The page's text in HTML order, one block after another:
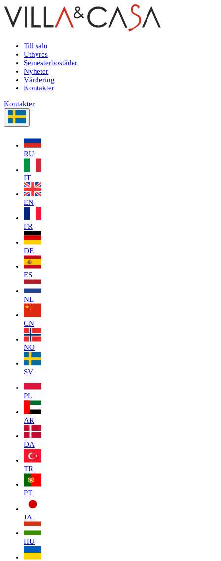
Till salu
Uthyres
Semesterbostäder
Nyheter
Värdering
Kontakter
Kontakter
RU
IT
EN
FR
DE
ES
NL
CN
NO
SV
PL
AR
DA
TR
PT
JA
HU